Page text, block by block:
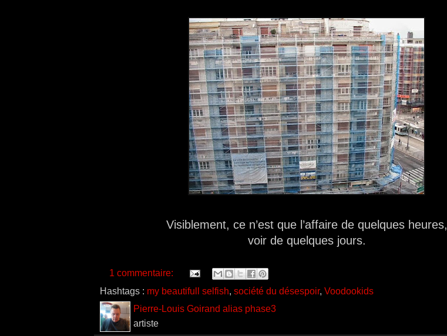
Visiblement, ce n’est que l’affaire de quelques heures,
voir de quelques jours.
1 commentaire:
Hashtags : my beautifull selfish, société du désespoir, Voodookids
Pierre-Louis Goirand alias phase3
artiste